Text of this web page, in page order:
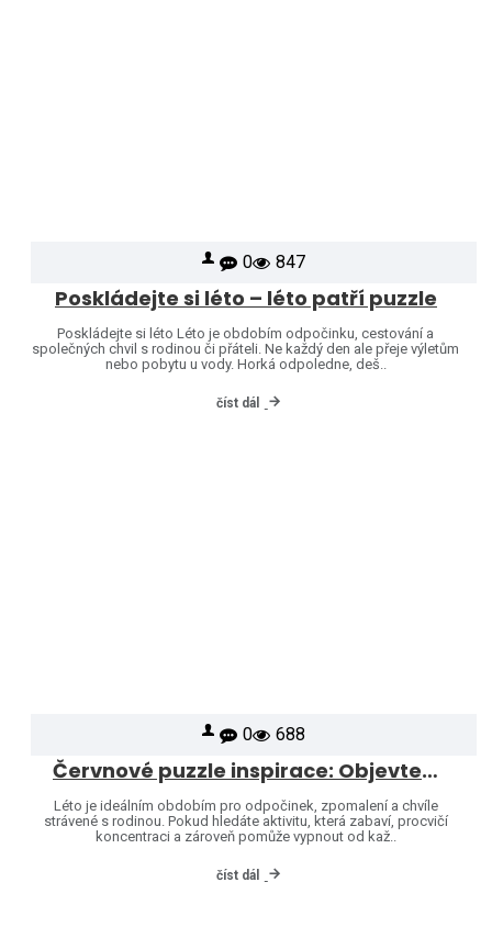
0 847
Poskládejte si léto – léto patří puzzle
Poskládejte si léto Léto je obdobím odpočinku, cestování a
společných chvil s rodinou či přáteli. Ne každý den ale přeje výletům
nebo pobytu u vody. Horká odpoledne, deš..
číst dál
0 688
Červnové puzzle inspirace: Objevte svět značek Heye a Jumbo
Léto je ideálním obdobím pro odpočinek, zpomalení a chvíle
strávené s rodinou. Pokud hledáte aktivitu, která zabaví, procvičí
koncentraci a zároveň pomůže vypnout od kaž..
číst dál